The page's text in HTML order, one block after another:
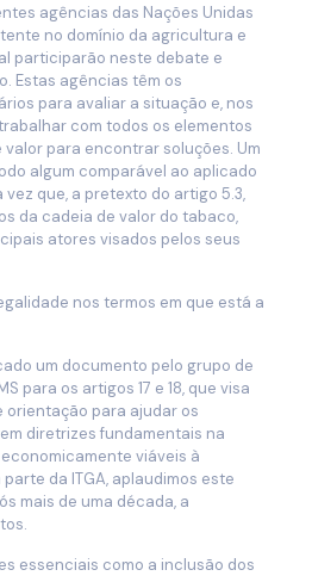
agências das Nações Unidas
no domínio da agricultura e
participarão neste debate e
Estas agências têm os
para avaliar a situação e, nos
com todos os elementos
para encontrar soluções. Um
algum comparável ao aplicado
vez que, a pretexto do artigo 5.3,
da cadeia de valor do tabaco,
atores visados pelos seus
nos termos em que está a
um documento pelo grupo de
para os artigos 17 e 18, que visa
orientação para ajudar os
diretrizes fundamentais na
viáveis à
da ITGA, aplaudimos este
mais de uma década, a
essenciais como a inclusão dos